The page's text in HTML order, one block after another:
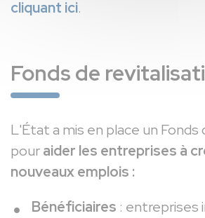
cliquant ici.
Fonds de
L'État a mis en place un Fonds
pouraider les entreprises à
nouveaux emplois :
Bénéficiaires : entreprises